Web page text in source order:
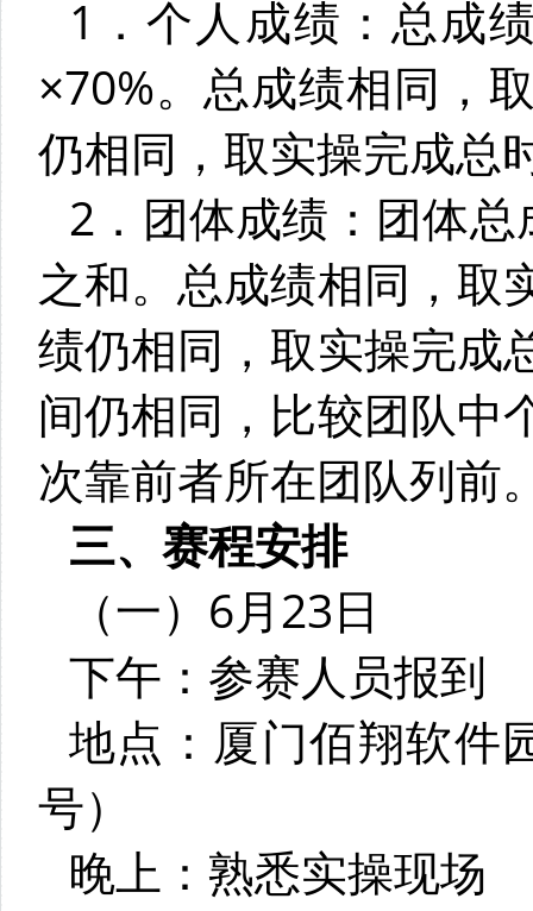
1．个人成绩：总成
×70%。总成绩相同，
仍相同，取实操完成总
2．团体成绩：团体
之和。总成绩相同，取
绩仍相同，取实操完成
间仍相同，比较团队中
次靠前者所在团队列前
三、赛程安排
（一）6月23日
下午：参赛人员报到
地点：厦门佰翔软件
号）
晚上：熟悉实操现场